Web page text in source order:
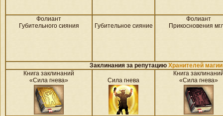
Фолиант
Губительного сияния
Губительное сияние
Фолиант
Прикосновения
Заклинания за репутацию Хранителей магии
Книга заклинаний
«Сила гнева»
Сила гнева
Книга
«Сила гнева»